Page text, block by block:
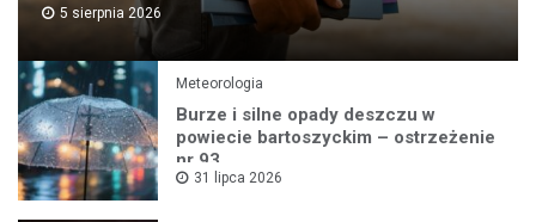
5 sierpnia 2026
Meteorologia
Burze i silne opady deszczu w
powiecie bartoszyckim – ostrzeżenie
nr 93
31 lipca 2026